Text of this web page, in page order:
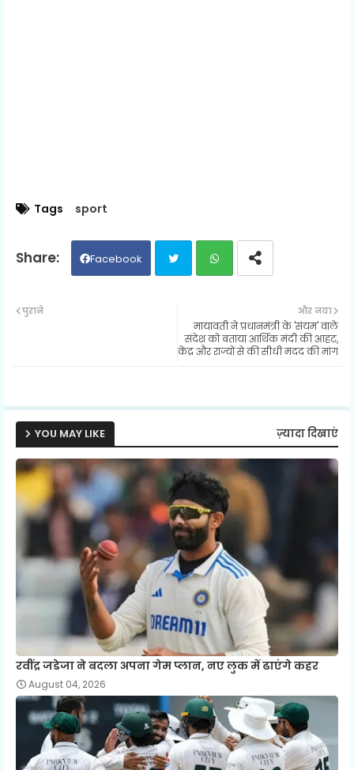
Tags sport
Facebook
ats
और नया
मायावती ने प्रधानमंत्री के 'संयम' वाले
संदेश को बताया आर्थिक मंदी की आहट,
केंद्र और राज्यों से की सीधी मदद की मांग
पुराने
YOU MAY LIKE ज़्यादा दिखाएं
रवींद्र जडेजा ने बदला अपना गेम प्लान, नए लुक में ढाएंगे कहर
August 04, 2026